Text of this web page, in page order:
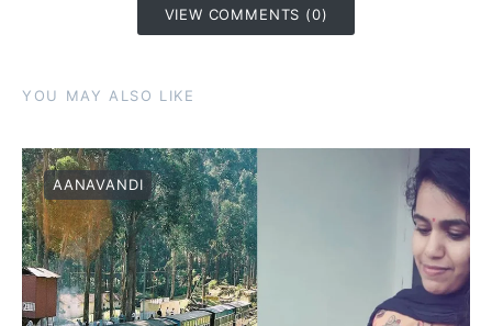
VIEW COMMENTS (0)
YOU MAY ALSO LIKE
AANAVANDI